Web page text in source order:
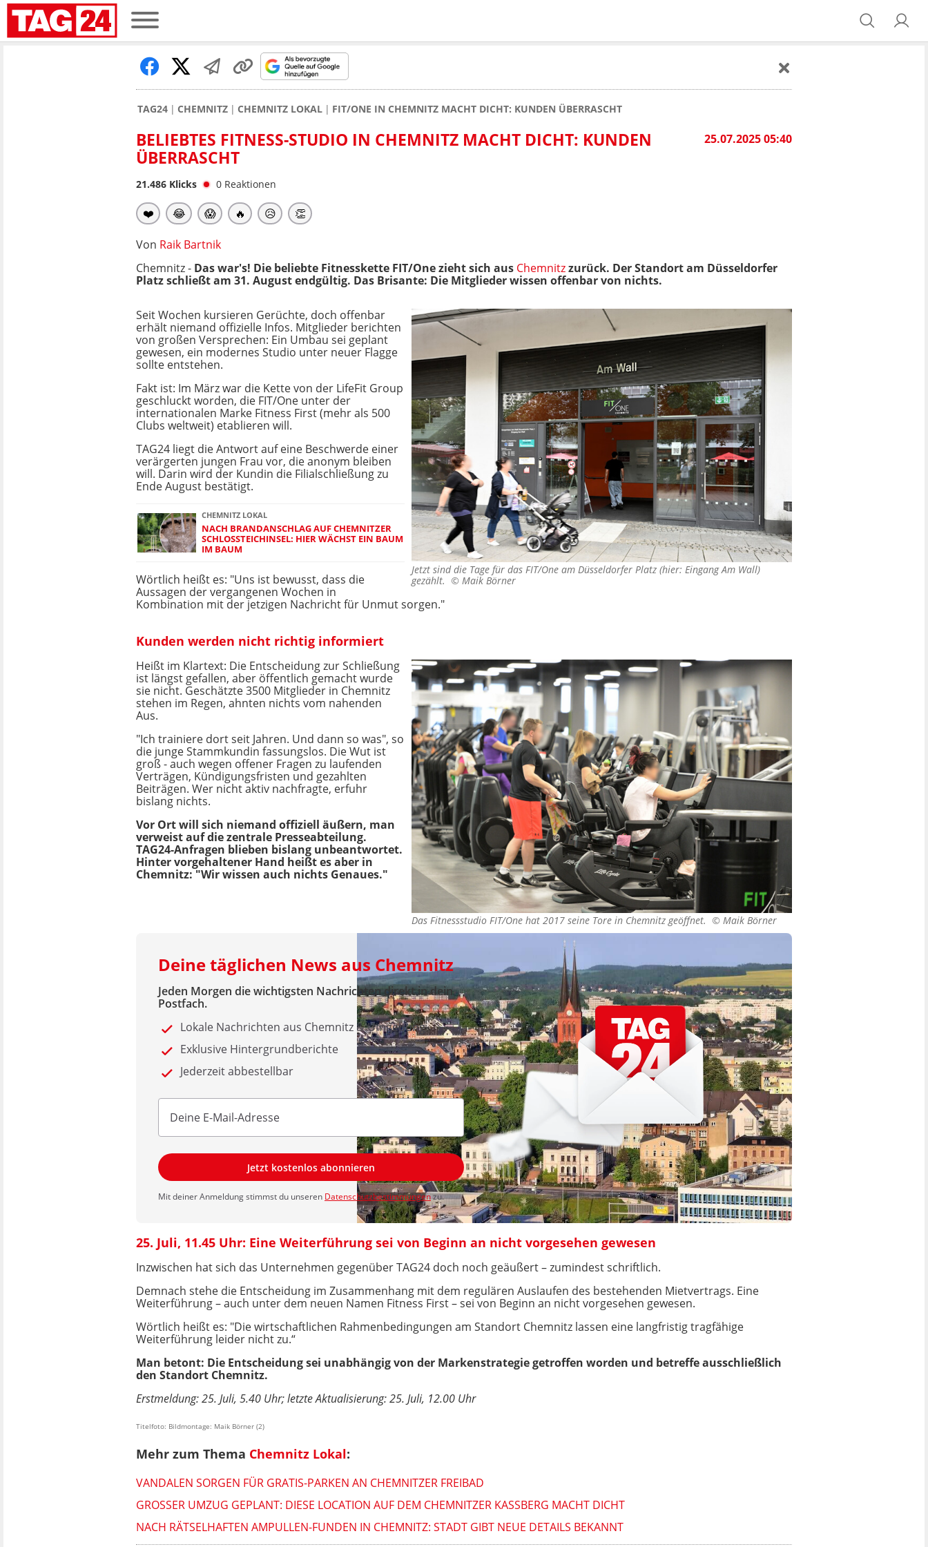
TAG24 CHEMNITZ CHEMNITZ LOKAL FIT/ONE IN CHEMNITZ MACHT DICHT: KUNDEN ÜBERRASCHT
25.07.2025 05:40
BELIEBTES FITNESS-STUDIO IN CHEMNITZ MACHT DICHT: KUNDEN
ÜBERRASCHT
21.486 Klicks 0 Reaktionen
❤️ 😂 😱 🔥 😥 👏
Von Raik Bartnik
Chemnitz - Das war's! Die beliebte Fitnesskette FIT/One zieht sich aus Chemnitzzurück. Der Standort am Düsseldorfer
Platz schließt am 31. August endgültig. Das Brisante: Die Mitglieder wissen offenbar von nichts.
Jetzt sind die Tage für das FIT/One am Düsseldorfer Platz (hier: Eingang Am Wall)
gezählt. © Maik Börner
Seit Wochen kursieren Gerüchte, doch offenbar
erhält niemand offizielle Infos. Mitglieder berichten
von großen Versprechen: Ein Umbau sei geplant
gewesen, ein modernes Studio unter neuer Flagge
sollte entstehen.
Fakt ist: Im März war die Kette von der LifeFit Group
geschluckt worden, die FIT/One unter der
internationalen Marke Fitness First (mehr als 500
Clubs weltweit) etablieren will.
TAG24 liegt die Antwort auf eine Beschwerde einer
verärgerten jungen Frau vor, die anonym bleiben
will. Darin wird der Kundin die Filialschließung zu
Ende August bestätigt.
CHEMNITZ LOKAL
NACH BRANDANSCHLAG AUF CHEMNITZER
SCHLOSSTEICHINSEL: HIER WÄCHST EIN BAUM
IM BAUM
Wörtlich heißt es: "Uns ist bewusst, dass die
Aussagen der vergangenen Wochen in
Kombination mit der jetzigen Nachricht für Unmut sorgen."
Kunden werden nicht richtig informiert
Das Fitnessstudio FIT/One hat 2017 seine Tore in Chemnitz geöffnet. © Maik Börner
Heißt im Klartext: Die Entscheidung zur Schließung
ist längst gefallen, aber öffentlich gemacht wurde
sie nicht. Geschätzte 3500 Mitglieder in Chemnitz
stehen im Regen, ahnten nichts vom nahenden
Aus.
"Ich trainiere dort seit Jahren. Und dann so was", so
die junge Stammkundin fassungslos. Die Wut ist
groß - auch wegen offener Fragen zu laufenden
Verträgen, Kündigungsfristen und gezahlten
Beiträgen. Wer nicht aktiv nachfragte, erfuhr
bislang nichts.
Vor Ort will sich niemand offiziell äußern, man
verweist auf die zentrale Presseabteilung.
TAG24-Anfragen blieben bislang unbeantwortet.
Hinter vorgehaltener Hand heißt es aber in
Chemnitz: "Wir wissen auch nichts Genaues."
Deine täglichen News aus Chemnitz
Jeden Morgen die wichtigsten Nachrichten direkt in dein
Postfach.
Lokale Nachrichten aus Chemnitz & Umgebung
Exklusive Hintergrundberichte
Jederzeit abbestellbar
Jetzt kostenlos abonnieren
Mit deiner Anmeldung stimmst du unseren Datenschutzbestimmungenzu.
25. Juli, 11.45 Uhr: Eine Weiterführung sei von Beginn an nicht vorgesehen gewesen
Inzwischen hat sich das Unternehmen gegenüber TAG24 doch noch geäußert – zumindest schriftlich.
Demnach stehe die Entscheidung im Zusammenhang mit dem regulären Auslaufen des bestehenden Mietvertrags. Eine
Weiterführung – auch unter dem neuen Namen Fitness First – sei von Beginn an nicht vorgesehen gewesen.
Wörtlich heißt es: "Die wirtschaftlichen Rahmenbedingungen am Standort Chemnitz lassen eine langfristig tragfähige
Weiterführung leider nicht zu.“
Man betont: Die Entscheidung sei unabhängig von der Markenstrategie getroffen worden und betreffe ausschließlich
den Standort Chemnitz.
Erstmeldung: 25. Juli, 5.40 Uhr; letzte Aktualisierung: 25. Juli, 12.00 Uhr
Titelfoto: Bildmontage: Maik Börner (2)
Mehr zum Thema Chemnitz Lokal:
VANDALEN SORGEN FÜR GRATIS-PARKEN AN CHEMNITZER FREIBAD
GROSSER UMZUG GEPLANT: DIESE LOCATION AUF DEM CHEMNITZER KASSBERG MACHT DICHT
NACH RÄTSELHAFTEN AMPULLEN-FUNDEN IN CHEMNITZ: STADT GIBT NEUE DETAILS BEKANNT